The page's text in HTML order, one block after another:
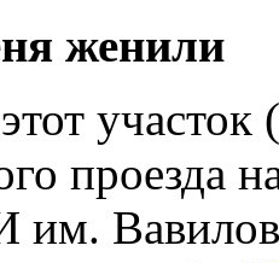
женили
проезда